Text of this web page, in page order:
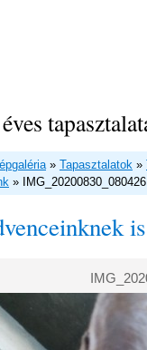
» Tapasztalatok »
» IMG_20200830_080426